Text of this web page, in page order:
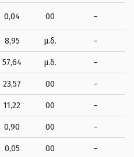
0,04 00 –
8,95 μ.δ. –
57,64 μ.δ. –
23,57 00 –
11,22 00 –
0,90 00 –
0,05 00 –